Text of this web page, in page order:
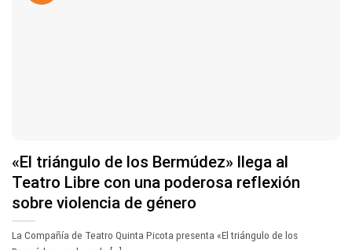
«El triángulo de los Bermúdez» llega al
Teatro Libre con una poderosa reflexión
sobre violencia de género
La Compañía de Teatro Quinta Picota presenta «El triángulo de los